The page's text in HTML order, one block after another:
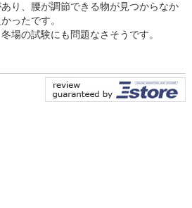
り、腰が調節できる物が見つからなか
ったです。
場の試験にも問題なさそうです。